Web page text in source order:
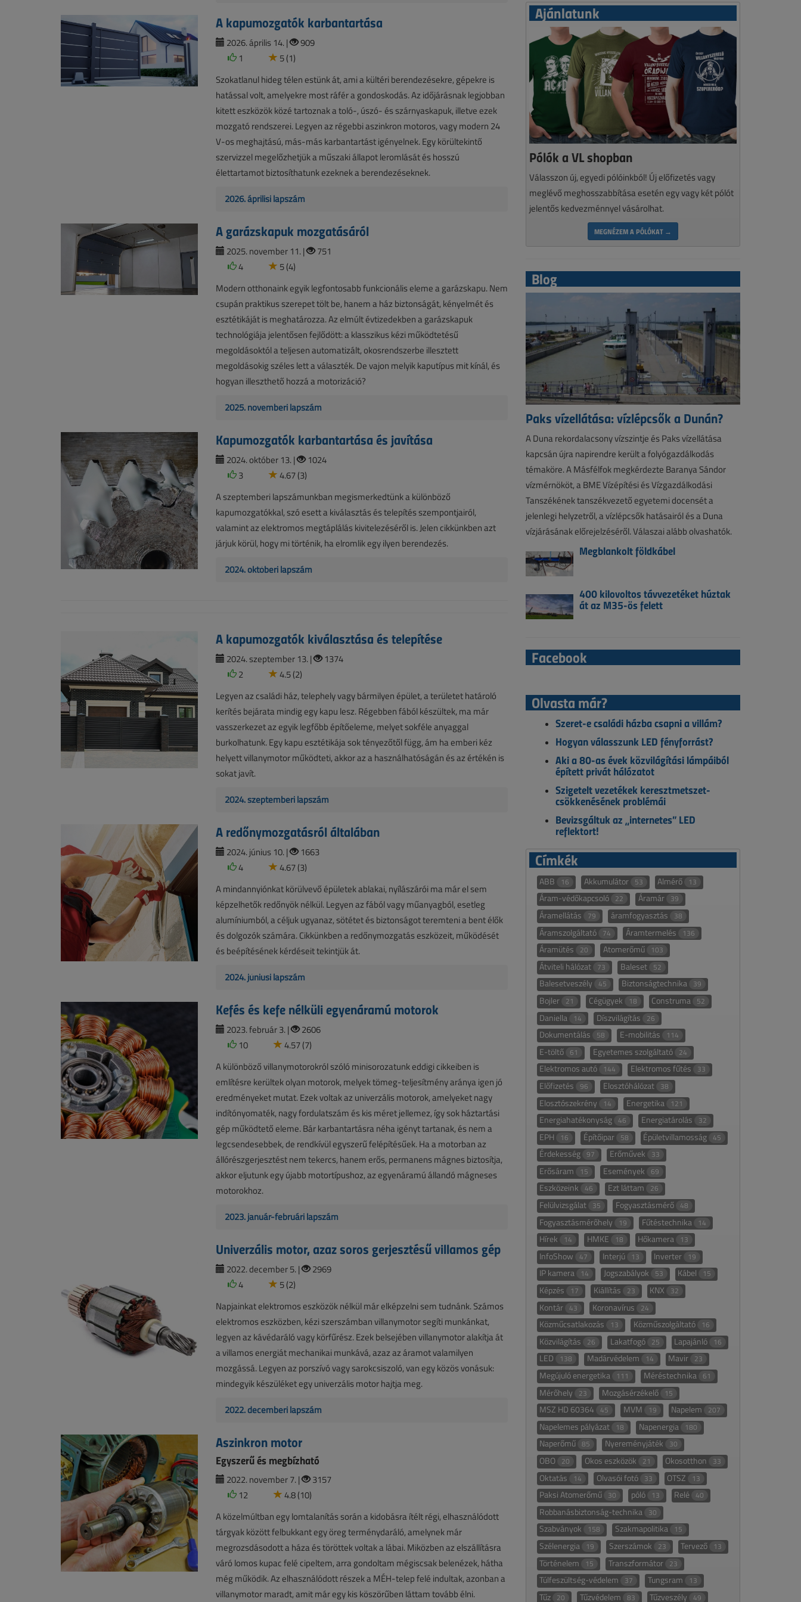
A kapumozgatók karbantartása
2026. április 14. |
909
1
5 (1)
Szokatlanul hideg télen estünk át, ami a kültéri berendezésekre, gépekre is
hatással volt, amelyekre most ráfér a gondoskodás. Az időjárásnak legjobban
kitett eszközök közé tartoznak a toló-, úszó- és szárnyaskapuk, illetve ezek
mozgató rendszerei. Legyen az régebbi aszinkron motoros, vagy modern 24
V-os meghajtású, más-más karbantartást igényelnek. Egy körültekintő
szervizzel megelőzhetjük a műszaki állapot leromlását és hosszú
élettartamot biztosíthatunk ezeknek a berendezéseknek.
2026. áprilisi lapszám
A garázskapuk mozgatásáról
2025. november 11. |
751
4
5 (4)
Modern otthonaink egyik legfontosabb funkcionális eleme a garázskapu. Nem
csupán praktikus szerepet tölt be, hanem a ház biztonságát, kényelmét és
esztétikáját is meghatározza. Az elmúlt évtizedekben a garázskapuk
technológiája jelentősen fejlődött: a klasszikus kézi működtetésű
megoldásoktól a teljesen automatizált, okosrendszerbe illesztett
megoldásokig széles lett a választék. De vajon melyik kaputípus mit kínál, és
hogyan illeszthető hozzá a motorizáció?
2025. novemberi lapszám
Kapumozgatók karbantartása és javítása
2024. október 13. |
1024
3
4.67 (3)
A szeptemberi lapszámunkban megismerkedtünk a különböző
kapumozgatókkal, szó esett a kiválasztás és telepítés szempontjairól,
valamint az elektromos megtáplálás kivitelezéséről is. Jelen cikkünkben azt
járjuk körül, hogy mi történik, ha elromlik egy ilyen berendezés.
2024. októberi lapszám
A kapumozgatók kiválasztása és telepítése
2024. szeptember 13. |
1374
2
4.5 (2)
Legyen az családi ház, telephely vagy bármilyen épület, a területet határoló
kerítés bejárata mindig egy kapu lesz. Régebben fából készültek, ma már
vasszerkezet az egyik legfőbb építőeleme, melyet sokféle anyaggal
burkolhatunk. Egy kapu esztétikája sok tényezőtől függ, ám ha emberi kéz
helyett villanymotor működteti, akkor az a használhatóságán és az értékén is
sokat javít.
2024. szeptemberi lapszám
A redőnymozgatásról általában
2024. június 10. |
1663
4
4.67 (3)
A mindannyiónkat körülvevő épületek ablakai, nyílászárói ma már el sem
képzelhetők redőnyök nélkül. Legyen az fából vagy műanyagból, esetleg
alumíniumból, a céljuk ugyanaz, sötétet és biztonságot teremteni a bent élők
és dolgozók számára. Cikkünkben a redőnymozgatás eszközeit, működését
és beépítésének kérdéseit tekintjük át.
2024. júniusi lapszám
Kefés és kefe nélküli egyenáramú motorok
2023. február 3. |
2606
10
4.57 (7)
A különböző villanymotorokról szóló minisorozatunk eddigi cikkeiben is
említésre kerültek olyan motorok, melyek tömeg-teljesítmény aránya igen jó
eredményeket mutat. Ezek voltak az univerzális motorok, amelyeket nagy
indítónyomaték, nagy fordulatszám és kis méret jellemez, így sok háztartási
gép működtető eleme. Bár karbantartásra néha igényt tartanak, és nem a
legcsendesebbek, de rendkívül egyszerű felépítésűek. Ha a motorban az
állórészgerjesztést nem tekercs, hanem erős, permanens mágnes biztosítja,
akkor eljutunk egy újabb motortípushoz, az egyenáramú állandó mágneses
motorokhoz.
2023. január-februári lapszám
Univerzális motor, azaz soros gerjesztésű villamos gép
2022. december 5. |
2969
4
5 (2)
Napjainkat elektromos eszközök nélkül már elképzelni sem tudnánk. Számos
elektromos eszközben, kézi szerszámban villanymotor segíti munkánkat,
legyen az kávédaráló vagy körfűrész. Ezek belsejében villanymotor alakítja át
a villamos energiát mechanikai munkává, azaz az áramot valamilyen
mozgássá. Legyen az porszívó vagy sarokcsiszoló, van egy közös vonásuk:
mindegyik készüléket egy univerzális motor hajtja meg.
2022. decemberi lapszám
Aszinkron motor
Egyszerű és megbízható
2022. november 7. |
3157
12
4.8 (10)
A közelmúltban egy lomtalanítás során a kidobásra ítélt régi, elhasználódott
tárgyak között felbukkant egy öreg terménydaráló, amelynek már
megrozsdásodott a háza és töröttek voltak a lábai. Miközben az elszállításra
váró lomos kupac felé cipeltem, arra gondoltam mégiscsak belenézek, hátha
még működik. Az elhasználódott részek a MÉH-telep felé indultak, azonban a
villanymotor maradt, amit már egy kis köszörűben láttam tovább élni.
Ajánlatunk
Pólók a VL shopban
Válasszon új, egyedi pólóinkból! Új előfizetés vagy
meglévő meghosszabbítása esetén egy vagy két pólót
jelentős kedvezménnyel vásárolhat.
MEGNÉZEM A PÓLÓKAT →
Blog
Paks vízellátása: vízlépcsők a Dunán?
A Duna rekordalacsony vízszintje és Paks vízellátása
kapcsán újra napirendre került a folyógazdálkodás
témaköre. A Másfélfok megkérdezte Baranya Sándor
vízmérnököt, a BME Vízépítési és Vízgazdálkodási
Tanszékének tanszékvezető egyetemi docensét a
jelenlegi helyzetről, a vízlépcsők hatásairól és a Duna
vízjárásának előrejelzéséről. Válaszai alább olvashatók.
Megblankolt földkábel
400 kilovoltos távvezetéket húztak
át az M35-ös felett
Facebook
Olvasta már?
Szeret-e családi házba csapni a villám?
Hogyan válasszunk LED fényforrást?
Aki a 80-as évek közvilágítási lámpáiból
épített privát hálózatot
Szigetelt vezetékek keresztmetszet-
csökkenésének problémái
Bevizsgáltuk az „internetes” LED
reflektort!
Címkék
ABB 16 Akkumulátor 53 Almérő 13
Áram-védőkapcsoló 22 Áramár 39
Áramellátás 79 áramfogyasztás 38
Áramszolgáltató 74 Áramtermelés 136
Áramütés 20 Atomerőmű 103
Átviteli hálózat 73 Baleset 52
Balesetveszély 45 Biztonságtechnika 39
Bojler 21 Cégügyek 18 Construma 52
Daniella 14 Díszvilágítás 26
Dokumentálás 58 E-mobilitás 114
E-töltő 61 Egyetemes szolgáltató 24
Elektromos autó 144 Elektromos fűtés 33
Előfizetés 96 Elosztóhálózat 38
Elosztószekrény 14 Energetika 121
Energiahatékonyság 46 Energiatárolás 32
EPH 16 Építőipar 58 Épületvillamosság 45
Érdekesség 97 Erőművek 33
Erősáram 15 Események 69
Eszközeink 46 Ezt láttam 26
Felülvizsgálat 35 Fogyasztásmérő 48
Fogyasztásmérőhely 19 Fűtéstechnika 14
Hírek 14 HMKE 18 Hőkamera 13
InfoShow 47 Interjú 13 Inverter 19
IP kamera 14 Jogszabályok 53 Kábel 15
Képzés 17 Kiállítás 23 KNX 32
Kontár 43 Koronavírus 24
Közműcsatlakozás 13 Közműszolgáltató 16
Közvilágítás 26 Lakatfogó 25 Lapajánló 16
LED 138 Madárvédelem 14 Mavir 23
Megújuló energetika 111 Méréstechnika 61
Mérőhely 23 Mozgásérzékelő 15
MSZ HD 60364 45 MVM 19 Napelem 207
Napelemes pályázat 18 Napenergia 180
Naperőmű 85 Nyereményjáték 30
OBO 20 Okos eszközök 21 Okosotthon 33
Oktatás 14 Olvasói fotó 33 OTSZ 13
Paksi Atomerőmű 30 póló 13 Relé 40
Robbanásbiztonság-technika 30
Szabványok 158 Szakmapolitika 15
Szélenergia 19 Szerszámok 23 Tervező 13
Történelem 15 Transzformátor 23
Túlfeszültség-védelem 37 Tungsram 13
Tűz 20 Tűzvédelem 83 Tűzveszély 49